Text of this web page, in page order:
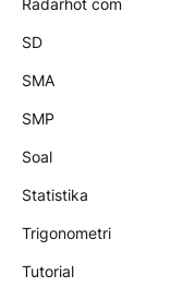
Radarhot com
SD
SMA
SMP
Soal
Statistika
Trigonometri
Tutorial